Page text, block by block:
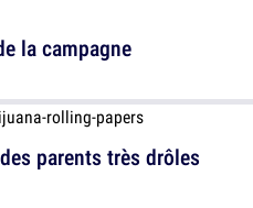
parents très drôles
la campagne